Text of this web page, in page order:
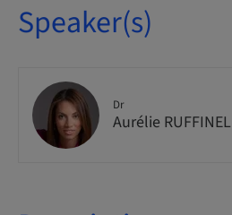
Speaker(s)
Dr
Aurélie RUFFINEL